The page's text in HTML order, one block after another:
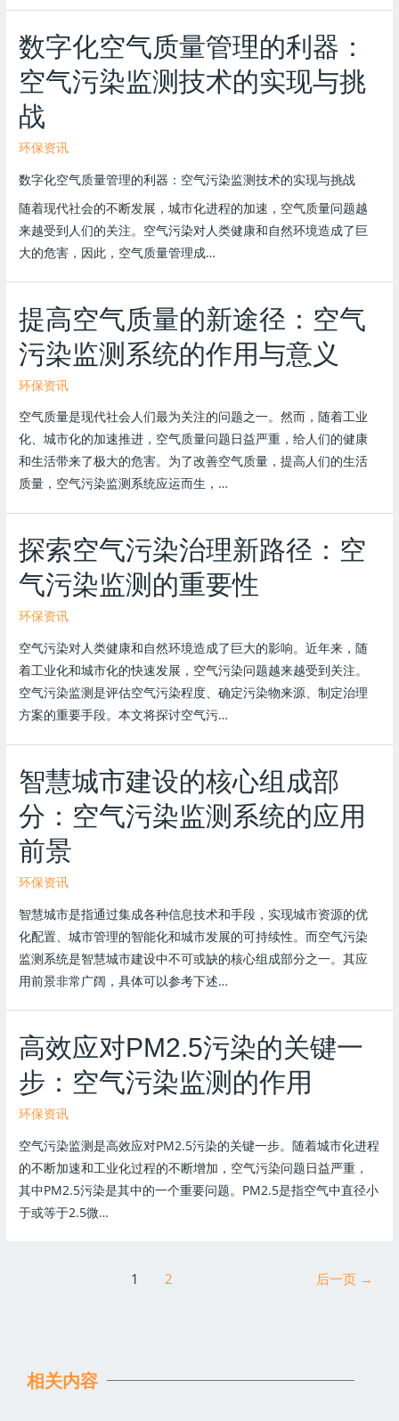
数字化空气质量管理的利器：
空气污染监测技术的实现与挑
战
环保资讯
数字化空气质量管理的利器：空气污染监测技术的实现与挑战
随着现代社会的不断发展，城市化进程的加速，空气质量问题越
来越受到人们的关注。空气污染对人类健康和自然环境造成了巨
大的危害，因此，空气质量管理成…
提高空气质量的新途径：空气
污染监测系统的作用与意义
环保资讯
空气质量是现代社会人们最为关注的问题之一。然而，随着工业
化、城市化的加速推进，空气质量问题日益严重，给人们的健康
和生活带来了极大的危害。为了改善空气质量，提高人们的生活
质量，空气污染监测系统应运而生，…
探索空气污染治理新路径：空
气污染监测的重要性
环保资讯
空气污染对人类健康和自然环境造成了巨大的影响。近年来，随
着工业化和城市化的快速发展，空气污染问题越来越受到关注。
空气污染监测是评估空气污染程度、确定污染物来源、制定治理
方案的重要手段。本文将探讨空气污…
智慧城市建设的核心组成部
分：空气污染监测系统的应用
前景
环保资讯
智慧城市是指通过集成各种信息技术和手段，实现城市资源的优
化配置、城市管理的智能化和城市发展的可持续性。而空气污染
监测系统是智慧城市建设中不可或缺的核心组成部分之一。其应
用前景非常广阔，具体可以参考下述…
高效应对PM2.5污染的关键一
步：空气污染监测的作用
环保资讯
空气污染监测是高效应对PM2.5污染的关键一步。随着城市化进程
的不断加速和工业化过程的不断增加，空气污染问题日益严重，
其中PM2.5污染是其中的一个重要问题。PM2.5是指空气中直径小
于或等于2.5微…
1 2 后一页 →
相关内容